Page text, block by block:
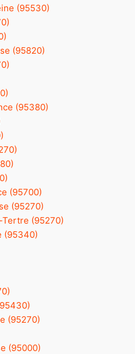
(95530)
(95820)
(95380)
(95700)
(95270)
(95270)
(95340)
(95270)
(95000)